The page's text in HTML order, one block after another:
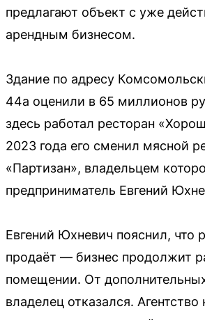
предлагают объект с уже
арендным бизнесом.
Здание по адресу
44а оценили в 65 миллионов
здесь работал ресторан
2023 года его сменил мясной
«Партизан», владельцем
предприниматель Евгений
Евгений Юхневич пояснил, что
продаёт — бизнес продолжит
помещении. От
владелец отказался.